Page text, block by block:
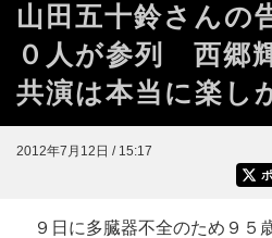
山田五十鈴さんの
０人が参列 西郷
共演は本当に楽し
2012年7月12日 / 15:17
９日に多臓器不全のため９５